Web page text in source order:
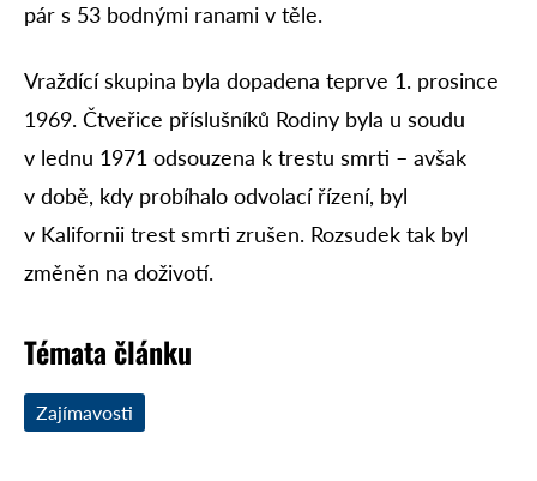
pár s 53 bodnými ranami v těle.
Vraždící skupina byla dopadena teprve 1. prosince
1969. Čtveřice příslušníků Rodiny byla u soudu
v lednu 1971 odsouzena k trestu smrti – avšak
v době, kdy probíhalo odvolací řízení, byl
v Kalifornii trest smrti zrušen. Rozsudek tak byl
změněn na doživotí.
Témata článku
Zajímavosti